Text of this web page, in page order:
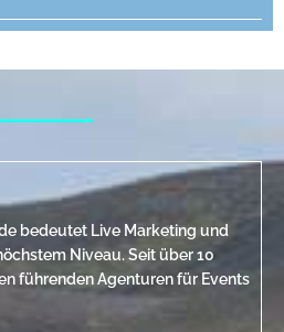
bedeutet Live Marketing und
Niveau. Seit über 10
führenden Agenturen für Events